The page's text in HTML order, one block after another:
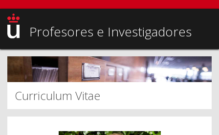
Profesores e Investigadores
Curriculum Vitae